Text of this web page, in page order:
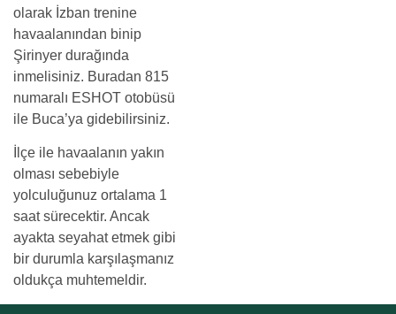
olarak İzban trenine
havaalanından binip
Şirinyer durağında
inmelisiniz. Buradan 815
numaralı ESHOT otobüsü
ile Buca’ya gidebilirsiniz.
İlçe ile havaalanın yakın
olması sebebiyle
yolculuğunuz ortalama 1
saat sürecektir. Ancak
ayakta seyahat etmek gibi
bir durumla karşılaşmanız
oldukça muhtemeldir.